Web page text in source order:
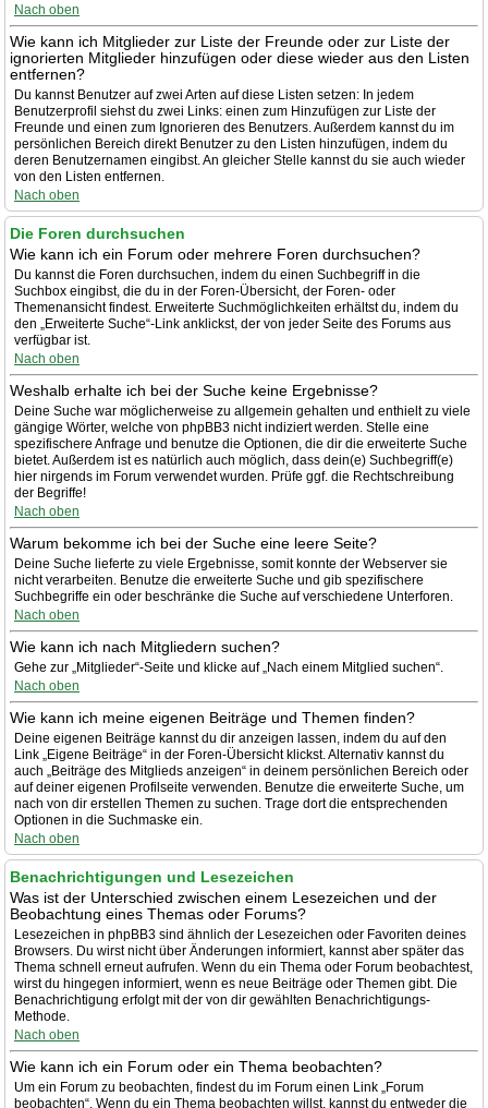
Nach oben
Wie kann ich Mitglieder zur Liste der Freunde oder zur Liste der
ignorierten Mitglieder hinzufügen oder diese wieder aus den Listen
entfernen?
Du kannst Benutzer auf zwei Arten auf diese Listen setzen: In jedem
Benutzerprofil siehst du zwei Links: einen zum Hinzufügen zur Liste der
Freunde und einen zum Ignorieren des Benutzers. Außerdem kannst du im
persönlichen Bereich direkt Benutzer zu den Listen hinzufügen, indem du
deren Benutzernamen eingibst. An gleicher Stelle kannst du sie auch wieder
von den Listen entfernen.
Nach oben
Die Foren durchsuchen
Wie kann ich ein Forum oder mehrere Foren durchsuchen?
Du kannst die Foren durchsuchen, indem du einen Suchbegriff in die
Suchbox eingibst, die du in der Foren-Übersicht, der Foren- oder
Themenansicht findest. Erweiterte Suchmöglichkeiten erhältst du, indem du
den „Erweiterte Suche“-Link anklickst, der von jeder Seite des Forums aus
verfügbar ist.
Nach oben
Weshalb erhalte ich bei der Suche keine Ergebnisse?
Deine Suche war möglicherweise zu allgemein gehalten und enthielt zu viele
gängige Wörter, welche von phpBB3 nicht indiziert werden. Stelle eine
spezifischere Anfrage und benutze die Optionen, die dir die erweiterte Suche
bietet. Außerdem ist es natürlich auch möglich, dass dein(e) Suchbegriff(e)
hier nirgends im Forum verwendet wurden. Prüfe ggf. die Rechtschreibung
der Begriffe!
Nach oben
Warum bekomme ich bei der Suche eine leere Seite?
Deine Suche lieferte zu viele Ergebnisse, somit konnte der Webserver sie
nicht verarbeiten. Benutze die erweiterte Suche und gib spezifischere
Suchbegriffe ein oder beschränke die Suche auf verschiedene Unterforen.
Nach oben
Wie kann ich nach Mitgliedern suchen?
Gehe zur „Mitglieder“-Seite und klicke auf „Nach einem Mitglied suchen“.
Nach oben
Wie kann ich meine eigenen Beiträge und Themen finden?
Deine eigenen Beiträge kannst du dir anzeigen lassen, indem du auf den
Link „Eigene Beiträge“ in der Foren-Übersicht klickst. Alternativ kannst du
auch „Beiträge des Mitglieds anzeigen“ in deinem persönlichen Bereich oder
auf deiner eigenen Profilseite verwenden. Benutze die erweiterte Suche, um
nach von dir erstellen Themen zu suchen. Trage dort die entsprechenden
Optionen in die Suchmaske ein.
Nach oben
Benachrichtigungen und Lesezeichen
Was ist der Unterschied zwischen einem Lesezeichen und der
Beobachtung eines Themas oder Forums?
Lesezeichen in phpBB3 sind ähnlich der Lesezeichen oder Favoriten deines
Browsers. Du wirst nicht über Änderungen informiert, kannst aber später das
Thema schnell erneut aufrufen. Wenn du ein Thema oder Forum beobachtest,
wirst du hingegen informiert, wenn es neue Beiträge oder Themen gibt. Die
Benachrichtigung erfolgt mit der von dir gewählten Benachrichtigungs-
Methode.
Nach oben
Wie kann ich ein Forum oder ein Thema beobachten?
Um ein Forum zu beobachten, findest du im Forum einen Link „Forum
beobachten“. Wenn du ein Thema beobachten willst, kannst du entweder die